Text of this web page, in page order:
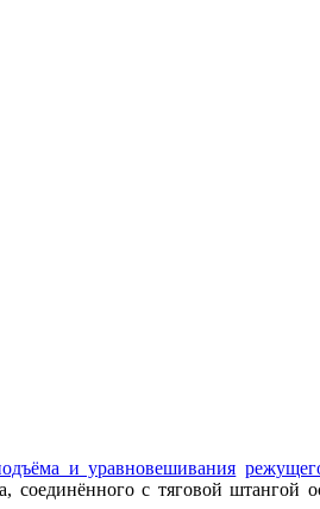
и уравновешивания
с тяговой штангой